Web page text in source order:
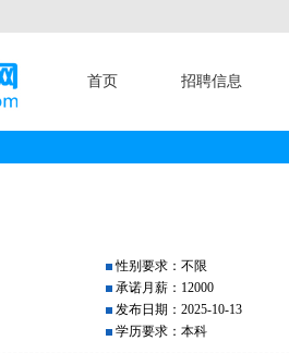
首页 招聘信息
性别要求：不限
承诺月薪：12000
发布日期：2025-10-13
学历要求：本科